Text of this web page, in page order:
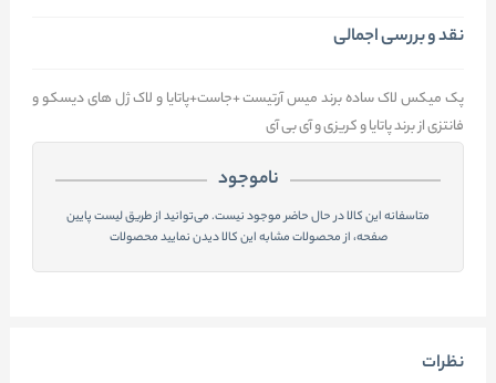
نقد و بررسی اجمالی
پک میکس لاک ساده برند میس آرتیست +جاست+پاتایا و لاک ژل های دیسکو و
فانتزی از برند پاتایا و کریزی و آی بی آی
ناموجود
متاسفانه این کالا در حال حاضر موجود نیست. می‌توانید از طریق لیست پایین
صفحه، از محصولات مشابه این کالا دیدن نمایید محصولات
نظرات